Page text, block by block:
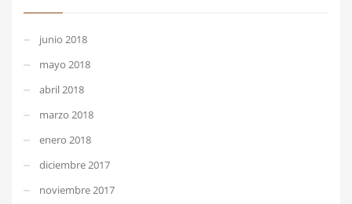
junio 2018
mayo 2018
abril 2018
marzo 2018
enero 2018
diciembre 2017
noviembre 2017